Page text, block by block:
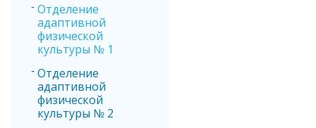
Отделение
адаптивной
физической
культуры № 1
Отделение
адаптивной
физической
культуры № 2